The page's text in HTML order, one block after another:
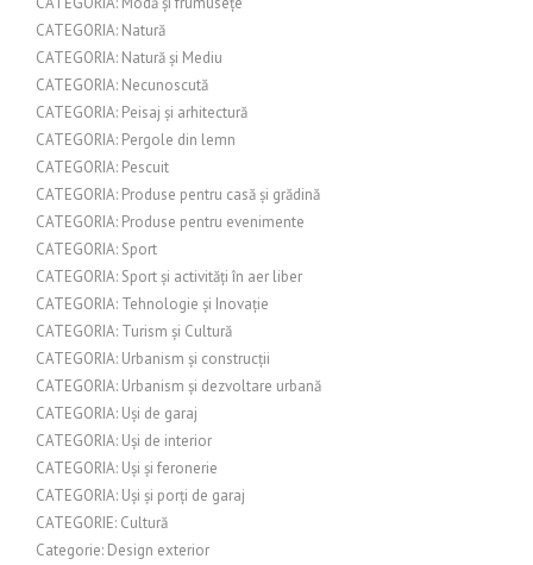
CATEGORIA: Natură
CATEGORIA: Natură și Mediu
CATEGORIA: Necunoscută
CATEGORIA: Peisaj și arhitectură
CATEGORIA: Pergole din lemn
CATEGORIA: Pescuit
CATEGORIA: Produse pentru casă și grădină
CATEGORIA: Produse pentru evenimente
CATEGORIA: Sport
CATEGORIA: Sport și activități în aer liber
CATEGORIA: Tehnologie și Inovație
CATEGORIA: Turism și Cultură
CATEGORIA: Urbanism și construcții
CATEGORIA: Urbanism și dezvoltare urbană
CATEGORIA: Uși de garaj
CATEGORIA: Uși de interior
CATEGORIA: Uși și feronerie
CATEGORIA: Uși și porți de garaj
CATEGORIE: Cultură
Categorie: Design exterior